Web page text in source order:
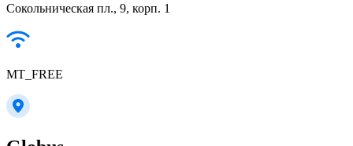
Сокольническая пл., 9, корп. 1
MT_FREE